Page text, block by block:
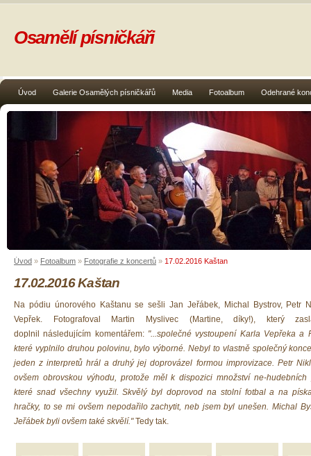
Úvod Galerie Osamělých písničkářů Media Fotoalbum Odehrané
Osamělí písničkáři
Úvod » Fotoalbum » Fotografie z koncertů » 17.02.2016 Kaštan
17.02.2016 Kaštan
Na pódiu únorového Kaštanu se sešli Jan Jeřábek, Michal Bystrov, Petr
Vepřek. Fotografoval Martin Myslivec (Martine, díky!), který
doplnil následujícím komentářem: "...společné vystoupení Karla Vepřeka a
které vyplnilo druhou polovinu, bylo výborné. Nebyl to vlastně společný
jeden z interpretů hrál a druhý jej doprovázel formou improvizace. Petr
ovšem obrovskou výhodu, protože měl k dispozici množství ne-hudebních
které snad všechny využil. Skvělý byl doprovod na stolní fotbal a na
hračky, to se mi ovšem nepodařilo zachytit, neb jsem byl unešen. Michal
Jeřábek byli ovšem také skvělí."Tedy tak.